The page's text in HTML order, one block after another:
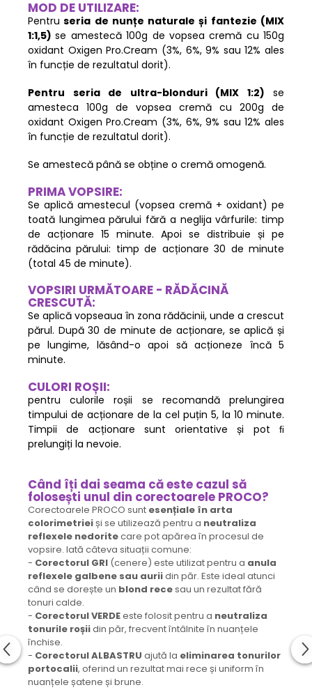
MOD DE UTILIZARE:
Pentru seria de nunțe naturale și fantezie (MIX
1:1,5) se amestecă 100g de vopsea cremă cu 150g
oxidant Oxigen Pro.Cream (3%, 6%, 9% sau 12% ales
în funcție de rezultatul dorit).
Pentru seria de ultra-blonduri (MIX 1:2) se
amesteca 100g de vopsea cremă cu 200g de
oxidant Oxigen Pro.Cream (3%, 6%, 9% sau 12% ales
în funcție de rezultatul dorit).
Se amestecă până se obține o cremă omogenă.
PRIMA VOPSIRE:
Se aplică amestecul (vopsea cremă + oxidant) pe
toată lungimea părului fără a neglija vârfurile: timp
de acționare 15 minute. Apoi se distribuie și pe
rădăcina părului: timp de acționare 30 de minute
(total 45 de minute).
VOPSIRI URMĂTOARE - RĂDĂCINĂ
CRESCUTĂ:
Se aplică vopseaua în zona rădăcinii, unde a crescut
părul. După 30 de minute de acționare, se aplică și
pe lungime, lăsând-o apoi să acționeze încă 5
minute.
CULORI ROȘII:
pentru culorile roșii se recomandă prelungirea
timpului de acționare de la cel puțin 5, la 10 minute.
Timpii de acționare sunt orientative și pot ﬁ
prelungiți la nevoie.
Când îți dai seama că este cazul să
folosești unul din corectoarele PROCO?
Corectoarele PROCO sunt esențiale în arta
colorimetrieiși se utilizează pentru a neutraliza
reflexele nedoritecare pot apărea în procesul de
vopsire. Iată câteva situații comune:
- Corectorul GRI (cenere) este utilizat pentru a anula
reflexele galbene sau auriidin păr. Este ideal atunci
când se dorește un blond recesau un rezultat fără
tonuri calde.
- Corectorul VERDEeste folosit pentru a neutraliza
tonurile roșiidin păr, frecvent întâlnite în nuanțele
închise.
- Corectorul ALBASTRU ajută la eliminarea tonurilor
portocalii, oferind un rezultat mai rece și uniform în
nuanțele șatene și brune.